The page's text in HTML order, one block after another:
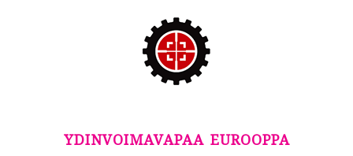
YDINVOIMAVAPAA EUROOPPA